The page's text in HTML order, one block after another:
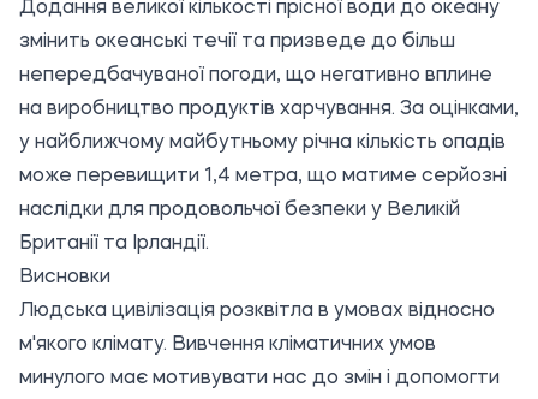
Додання великої кількості прісної води до океану
змінить океанські течії та призведе до більш
непередбачуваної погоди, що негативно вплине
на виробництво продуктів харчування. За оцінками,
у найближчому майбутньому річна кількість опадів
може перевищити 1,4 метра, що матиме серйозні
наслідки для продовольчої безпеки у Великій
Британії та Ірландії.
Висновки
Людська цивілізація розквітла в умовах відносно
м'якого клімату. Вивчення кліматичних умов
минулого має мотивувати нас до змін і допомогти